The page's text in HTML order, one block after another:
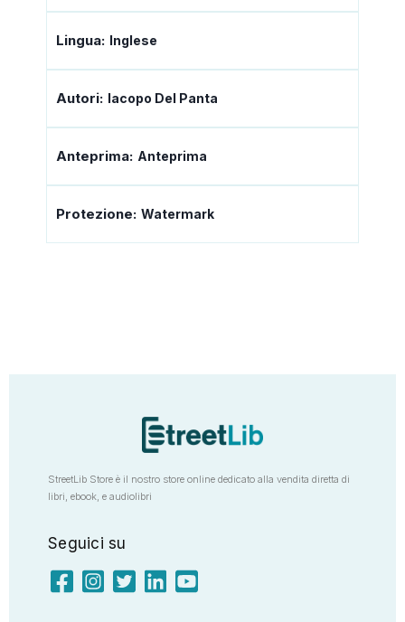
Lingua: Inglese
Autori: Iacopo Del Panta
Anteprima: Anteprima
Protezione: Watermark
StreetLib Store è il nostro store online dedicato alla vendita diretta di
libri, ebook, e audiolibri
Seguici su